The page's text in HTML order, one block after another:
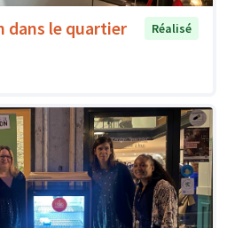
dans le quartier
Réalisé